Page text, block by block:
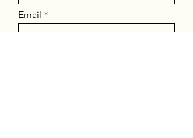
Email